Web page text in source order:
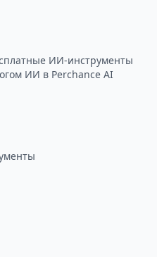
ИИ-инструменты
ИИ в Perchance AI